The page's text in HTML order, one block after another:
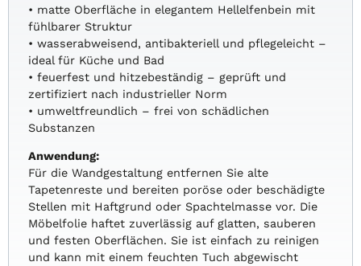
• matte Oberfläche in elegantem Hellelfenbein mit
fühlbarer Struktur
• wasserabweisend, antibakteriell und pflegeleicht –
ideal für Küche und Bad
• feuerfest und hitzebeständig – geprüft und
zertifiziert nach industrieller Norm
• umweltfreundlich – frei von schädlichen
Substanzen
Anwendung:
Für die Wandgestaltung entfernen Sie alte
Tapetenreste und bereiten poröse oder beschädigte
Stellen mit Haftgrund oder Spachtelmasse vor. Die
Möbelfolie haftet zuverlässig auf glatten, sauberen
und festen Oberflächen. Sie ist einfach zu reinigen
und kann mit einem feuchten Tuch abgewischt